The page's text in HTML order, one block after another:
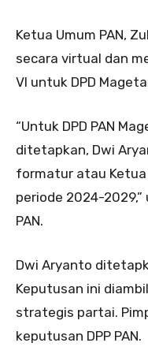
Ketua Umum PAN,
secara virtual dan
VI untuk DPD
“Untuk DPD PAN
ditetapkan, Dwi
formatur atau Ketua
periode 2024-2029,”
PAN.
Dwi Aryanto
Keputusan ini
strategis partai.
keputusan DPP PAN.